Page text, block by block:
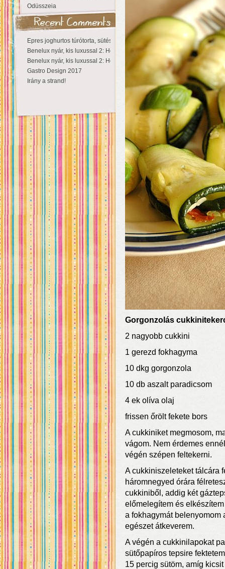
Odüsszeia
Epres joghurtos túrótorta, sütés nélkül
Benelux nyár, kis luxussal 2: Hollandia
Benelux nyár, kis luxussal 2: Hollandia
Gastro Design 2017
Irány a strand!
Gorgonzolás
2 nagyobb cukkini
1 gerezd fokhagyma
10 dkg gorgonzola
10 db aszalt paradicsom
4 ek olíva olaj
frissen őrölt fekete bors
A cukkiniket megmosom,
vágom. Nem érdemes
végén szépen feltekerni.
A cukkiniszeleteket tálcára
háromnegyed órára
cukkiniből, addig két
előmelegítem és
a fokhagymát belenyomom
egészet átkeverem.
A végén a cukkinilapokat
sütőpapíros tepsire
15 percig sütöm, amíg